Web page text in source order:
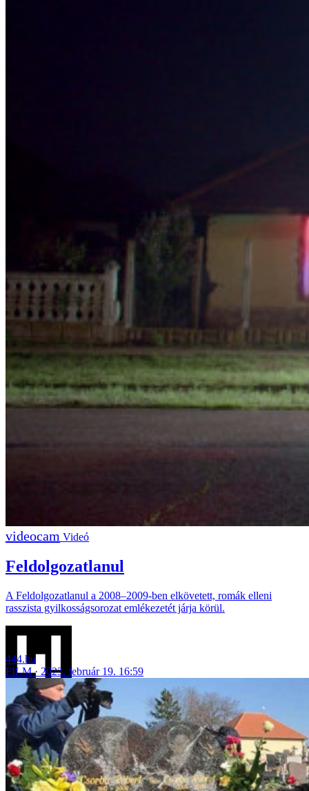
Videó
Feldolgozatlanul
A Feldolgozatlanul a 2008–2009-ben elkövetett, romák elleni
rasszista gyilkosságsorozat emlékezetét járja körül.
444.hu
FILM
2023. február 19. 16:59